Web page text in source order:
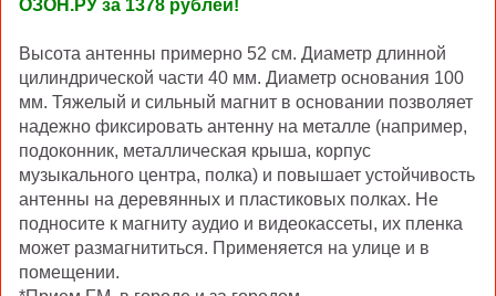
ОЗОН.РУ за 1378 рублей!
Высота антенны примерно 52 см. Диаметр длинной
цилиндрической части 40 мм. Диаметр основания 100
мм. Тяжелый и сильный магнит в основании позволяет
надежно фиксировать антенну на металле (например,
подоконник, металлическая крыша, корпус
музыкального центра, полка) и повышает устойчивость
антенны на деревянных и пластиковых полках. Не
подносите к магниту аудио и видеокассеты, их пленка
может размагнититься. Применяется на улице и в
помещении.